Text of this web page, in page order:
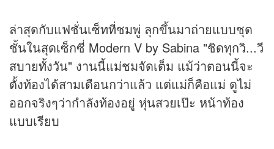
ล่าสุดกับแฟชั่นเซ็ทที่ชมพู่ ลุกขึ้นมาถ่ายแบบชุด
ชั้นในสุดเซ็กซี่ Modern V by Sabina "ชิดทุกวิ...วี
สบายทั้งวัน" งานนี้แม่ชมจัดเต็ม แม้ว่าตอนนี้จะ
ตั้งท้องได้สามเดือนกว่าแล้ว แต่แม่ก็คือแม่ ดูไม่
ออกจริงๆว่ากำลังท้องอยู่ หุ่นสวยเป๊ะ หน้าท้อง
แบบเรียบ